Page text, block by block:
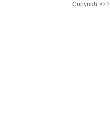
Copyright ©